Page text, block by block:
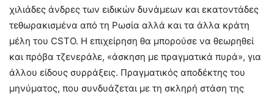
χιλιάδες άνδρες των ειδικών δυνάμεων και εκατοντάδες
τεθωρακισμένα από τη Ρωσία αλλά και τα άλλα κράτη
μέλη του CSTO. Η επιχείρηση θα μπορούσε να θεωρηθεί
και πρόβα τζενεράλε, «άσκηση με πραγματικά πυρά», για
άλλου είδους συρράξεις. Πραγματικός αποδέκτης του
μηνύματος, που συνδυάζεται με τη σκληρή στάση της